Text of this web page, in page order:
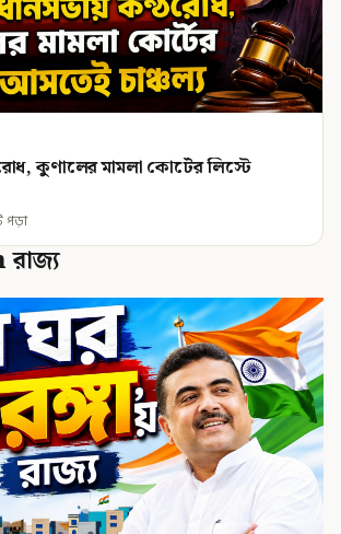
কুণালের মামলা কোর্টের লিস্টে
পড়া